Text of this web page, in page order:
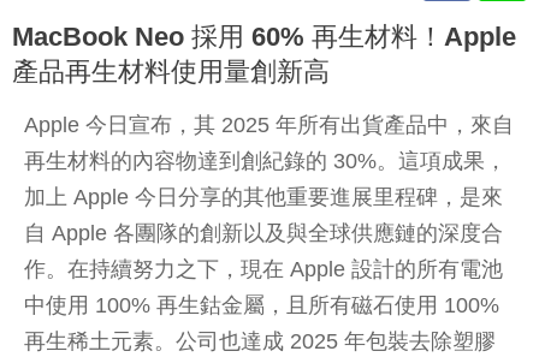
MacBook Neo 採用 60% 再生材料！Apple
產品再生材料使用量創新高
Apple 今日宣布，其 2025 年所有出貨產品中，來自
再生材料的內容物達到創紀錄的 30%。這項成果，
加上 Apple 今日分享的其他重要進展里程碑，是來
自 Apple 各團隊的創新以及與全球供應鏈的深度合
作。在持續努力之下，現在 Apple 設計的所有電池
中使用 100% 再生鈷金屬，且所有磁石使用 100%
再生稀土元素。公司也達成 2025 年包裝去除塑膠